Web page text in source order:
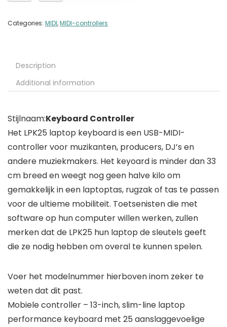
Categories: MIDI,MIDI-controllers
Description
Additional information
Stijlnaam:Keyboard Controller
Het LPK25 laptop keyboard is een USB-MIDI-
controller voor muzikanten, producers, DJ’s en
andere muziekmakers. Het keyoard is minder dan 33
cm breed en weegt nog geen halve kilo om
gemakkelijk in een laptoptas, rugzak of tas te passen
voor de ultieme mobiliteit. Toetsenisten die met
software op hun computer willen werken, zullen
merken dat de LPK25 hun laptop de sleutels geeft
die ze nodig hebben om overal te kunnen spelen.
Voer het modelnummer hierboven inom zeker te
weten dat dit past.
Mobiele controller – 13-inch, slim-line laptop
performance keyboard met 25 aanslaggevoelige